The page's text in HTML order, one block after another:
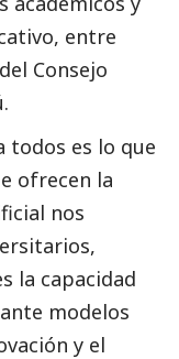
entre
Consejo
todos es lo que
ofrecen la
nos
la capacidad
modelos
y el